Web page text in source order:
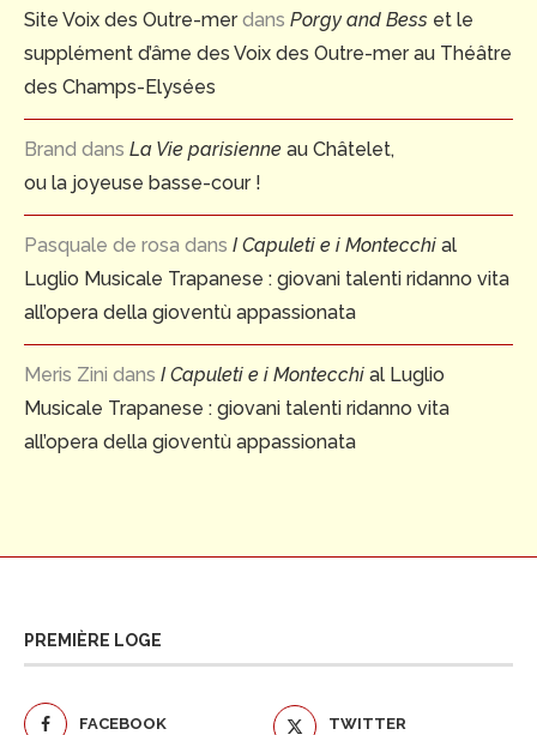
Site Voix des Outre-merdans Porgy and Bess et le
supplément d’âme des Voix des Outre-mer au Théâtre
des Champs-Elysées
Brand dans La Vie parisienne au Châtelet,
ou la joyeuse basse-cour !
Pasquale de rosa dans I Capuleti e i Montecchi al
Luglio Musicale Trapanese : giovani talenti ridanno vita
all’opera della gioventù appassionata
Meris Zini dans I Capuleti e i Montecchi al Luglio
Musicale Trapanese : giovani talenti ridanno vita
all’opera della gioventù appassionata
PREMIÈRE LOGE
FACEBOOK TWITTER